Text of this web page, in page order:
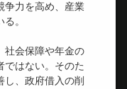
争力を高め、産業
。
社会保障や年金の
ではない。そのた
し、政府借入の削